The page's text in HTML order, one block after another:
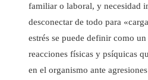
familiar o laboral, y necesidad
desconectar de todo para
estrés se puede definir como
reacciones físicas y psíquicas
en el organismo ante